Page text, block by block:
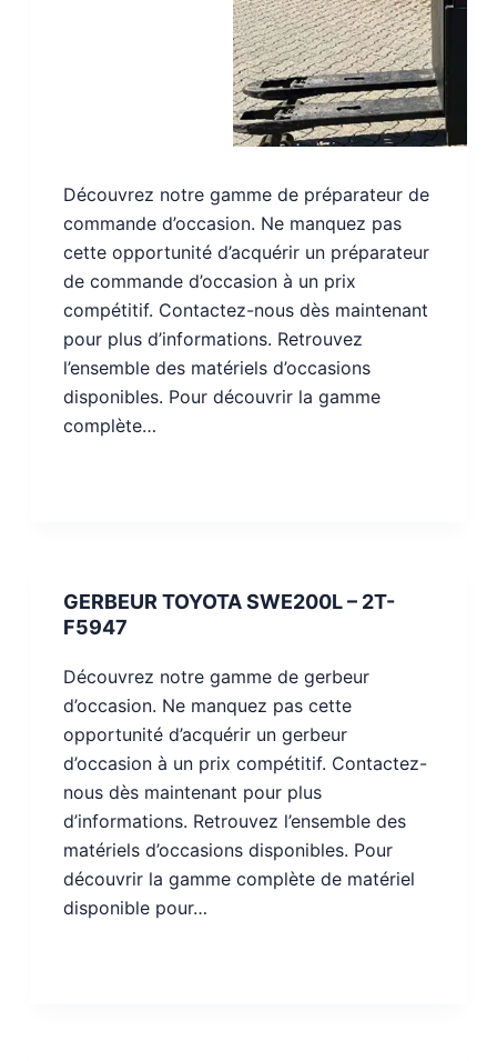
Découvrez notre gamme de préparateur de
commande d’occasion. Ne manquez pas
cette opportunité d’acquérir un préparateur
de commande d’occasion à un prix
compétitif. Contactez-nous dès maintenant
pour plus d’informations. Retrouvez
l’ensemble des matériels d’occasions
disponibles. Pour découvrir la gamme
complète…
GERBEUR TOYOTA SWE200L – 2T-
F5947
Découvrez notre gamme de gerbeur
d’occasion. Ne manquez pas cette
opportunité d’acquérir un gerbeur
d’occasion à un prix compétitif. Contactez-
nous dès maintenant pour plus
d’informations. Retrouvez l’ensemble des
matériels d’occasions disponibles. Pour
découvrir la gamme complète de matériel
disponible pour…